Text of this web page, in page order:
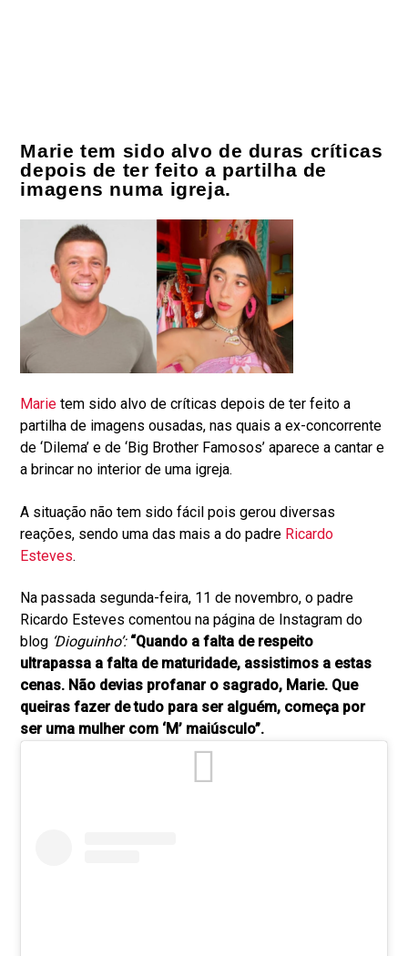
Marie tem sido alvo de duras críticas
depois de ter feito a partilha de
imagens numa igreja.
Marie tem sido alvo de críticas depois de ter feito a
partilha de imagens ousadas, nas quais a ex-concorrente
de ‘Dilema’ e de ‘Big Brother Famosos’ aparece a cantar e
a brincar no interior de uma igreja.
A situação não tem sido fácil pois gerou diversas
reações, sendo uma das mais a do padre Ricardo
Esteves.
Na passada segunda-feira, 11 de novembro, o padre
Ricardo Esteves comentou na página de Instagram do
blog ‘Dioguinho’: “Quando a falta de respeito
ultrapassa a falta de maturidade, assistimos a estas
cenas. Não devias profanar o sagrado, Marie. Que
queiras fazer de tudo para ser alguém, começa por
ser uma mulher com ‘M’ maiúsculo”.